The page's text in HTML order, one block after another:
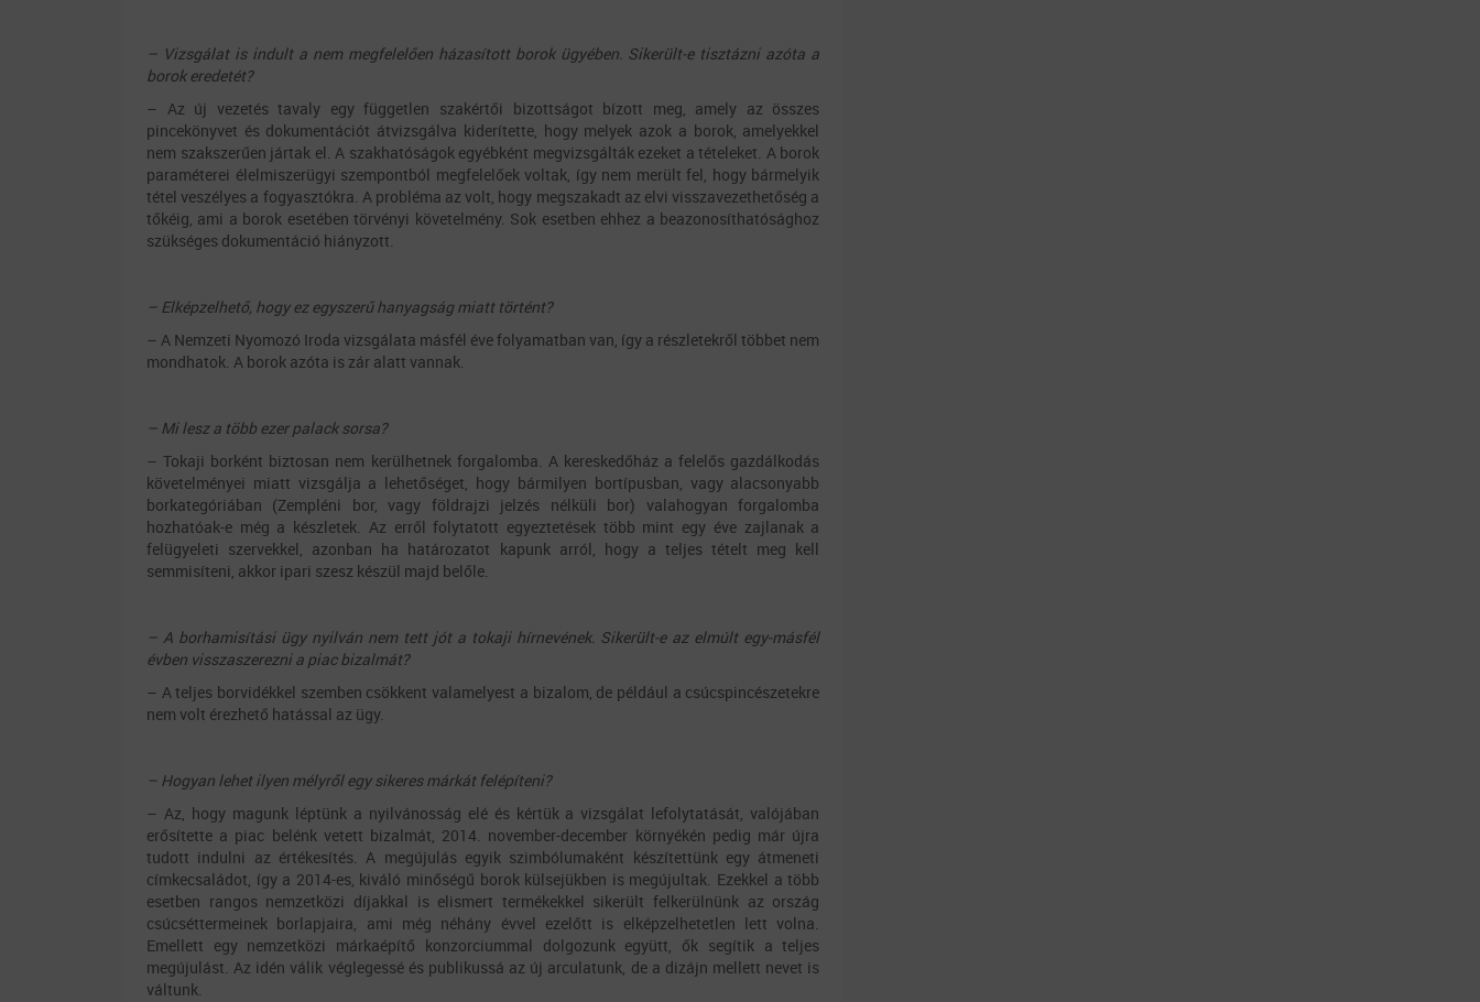
– Vizsgálat is indult a nem megfelelően házasított borok ügyében. Sikerült-e tisztázni azóta a
borok eredetét?
– Az új vezetés tavaly egy független szakértői bizottságot bízott meg, amely az összes
pincekönyvet és dokumentációt átvizsgálva kiderítette, hogy melyek azok a borok, amelyekkel
nem szakszerűen jártak el. A szakhatóságok egyébként megvizsgálták ezeket a tételeket. A borok
paraméterei élelmiszerügyi szempontból megfelelőek voltak, így nem merült fel, hogy bármelyik
tétel veszélyes a fogyasztókra. A probléma az volt, hogy megszakadt az elvi visszavezethetőség a
tőkéig, ami a borok esetében törvényi követelmény. Sok esetben ehhez a beazonosíthatósághoz
szükséges dokumentáció hiányzott.
– Elképzelhető, hogy ez egyszerű hanyagság miatt történt?
– A Nemzeti Nyomozó Iroda vizsgálata másfél éve folyamatban van, így a részletekről többet nem
mondhatok. A borok azóta is zár alatt vannak.
– Mi lesz a több ezer palack sorsa?
– Tokaji borként biztosan nem kerülhetnek forgalomba. A kereskedőház a felelős gazdálkodás
követelményei miatt vizsgálja a lehetőséget, hogy bármilyen bortípusban, vagy alacsonyabb
borkategóriában (Zempléni bor, vagy földrajzi jelzés nélküli bor) valahogyan forgalomba
hozhatóak-e még a készletek. Az erről folytatott egyeztetések több mint egy éve zajlanak a
felügyeleti szervekkel, azonban ha határozatot kapunk arról, hogy a teljes tételt meg kell
semmisíteni, akkor ipari szesz készül majd belőle.
– A borhamisítási ügy nyilván nem tett jót a tokaji hírnevének. Sikerült-e az elmúlt egy-másfél
évben visszaszerezni a piac bizalmát?
– A teljes borvidékkel szemben csökkent valamelyest a bizalom, de például a csúcspincészetekre
nem volt érezhető hatással az ügy.
– Hogyan lehet ilyen mélyről egy sikeres márkát felépíteni?
– Az, hogy magunk léptünk a nyilvánosság elé és kértük a vizsgálat lefolytatását, valójában
erősítette a piac belénk vetett bizalmát, 2014. november-december környékén pedig már újra
tudott indulni az értékesítés. A megújulás egyik szimbólumaként készítettünk egy átmeneti
címkecsaládot, így a 2014-es, kiváló minőségű borok külsejükben is megújultak. Ezekkel a több
esetben rangos nemzetközi díjakkal is elismert termékekkel sikerült felkerülnünk az ország
csúcséttermeinek borlapjaira, ami még néhány évvel ezelőtt is elképzelhetetlen lett volna.
Emellett egy nemzetközi márkaépítő konzorciummal dolgozunk együtt, ők segítik a teljes
megújulást. Az idén válik véglegessé és publikussá az új arculatunk, de a dizájn mellett nevet is
váltunk.